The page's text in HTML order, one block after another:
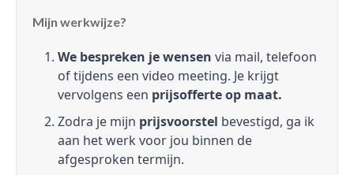
Mijn werkwijze?
We bespreken je wensen via mail, telefoon
of tijdens een video meeting. Je krijgt
vervolgens een prijsofferte op maat.
Zodra je mijn prijsvoorstel bevestigd, ga ik
aan het werk voor jou binnen de
afgesproken termijn.